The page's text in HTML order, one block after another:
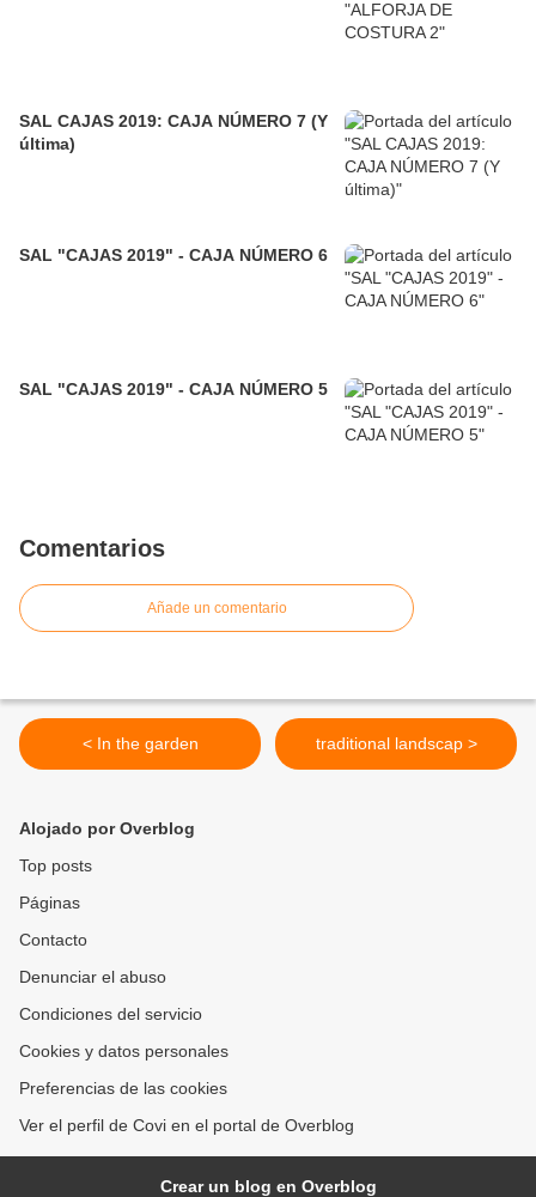
SAL CAJAS 2019: CAJA NÚMERO 7 (Y
última)
SAL "CAJAS 2019" - CAJA NÚMERO 6
SAL "CAJAS 2019" - CAJA NÚMERO 5
Comentarios
Añade un comentario
< In the garden traditional landscap >
Alojado por Overblog
Top posts
Páginas
Contacto
Denunciar el abuso
Condiciones del servicio
Cookies y datos personales
Preferencias de las cookies
Ver el perfil de Covi en el portal de Overblog
Crear un blog en Overblog